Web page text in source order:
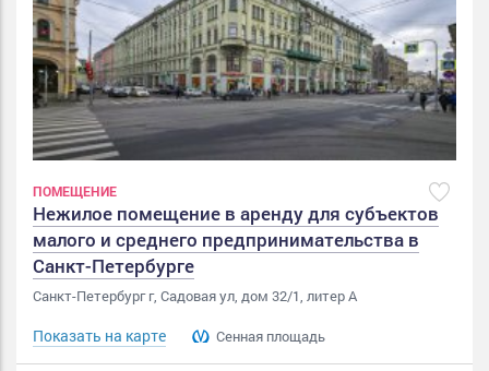
ПОМЕЩЕНИЕ
Нежилое помещение в аренду для субъектов
малого и среднего предпринимательства в
Санкт-Петербурге
Санкт-Петербург г, Садовая ул, дом 32/1, литер А
Показать на карте Сенная площадь